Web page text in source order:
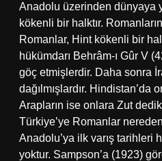
Anadolu üzerinden dünyaya
kökenli bir halktır.
Romanlar, Hint kökenli bir
hükümdarı Behrâm-ı Gûr V
göç etmişlerdir. Daha sonra
dağılmışlardır. Hindistan’da
Arapların ise onlara Zut
Türkiye’ye Romanlar
Anadolu’ya ilk varış tarihleri
yoktur. Sampson’a (1923)